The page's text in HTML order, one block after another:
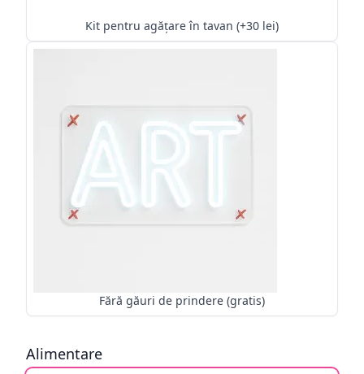
Kit pentru agățare în tavan (+30 lei)
Fără găuri de prindere (gratis)
Alimentare